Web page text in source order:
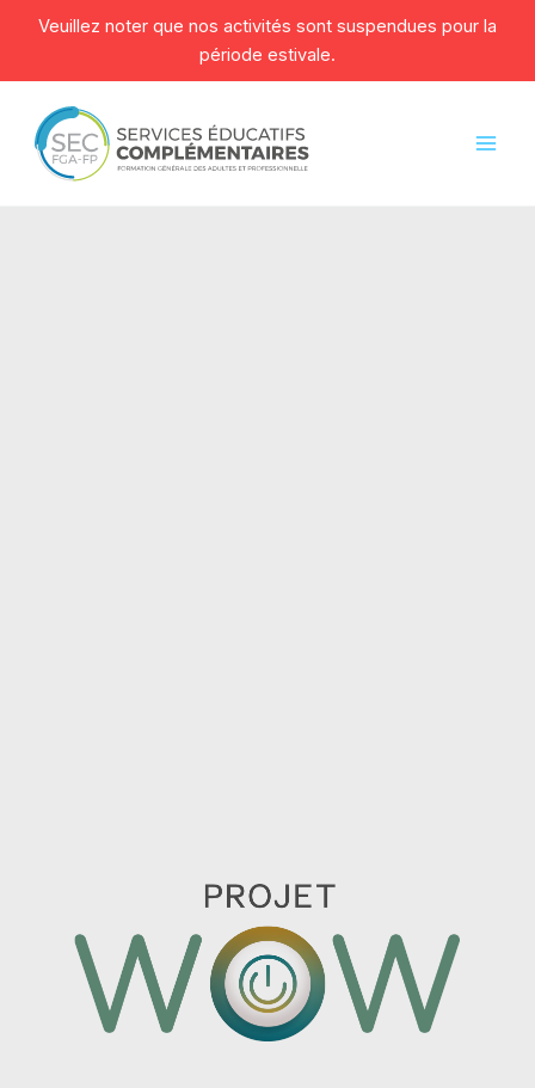
Veuillez noter que nos activités sont suspendues pour la
période estivale.
contenu